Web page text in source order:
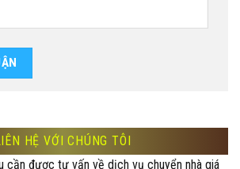
HỆ VỚI CHÚNG TÔI
cần được tư vấn về dịch vụ chuyển nhà giá